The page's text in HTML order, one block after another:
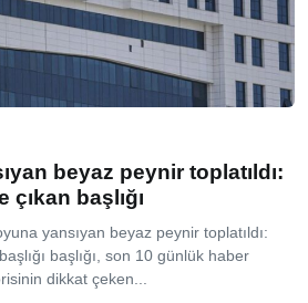
beyaz peynir toplatıldı:
başlığı
yansıyan beyaz peynir toplatıldı:
başlığı, son 10 günlük haber
dikkat çeken...